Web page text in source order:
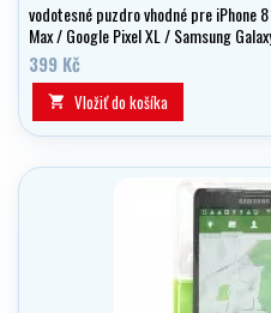
vodotesné puzdro vhodné pre iPhone
Max / Google Pixel XL / Samsung
399 Kč
 Vložiť do košíka